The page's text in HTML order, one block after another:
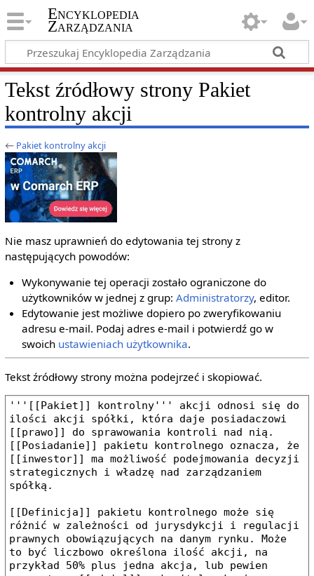
Encyklopedia
Zarządzania
Tekst źródłowy strony Pakiet
kontrolny akcji
← Pakiet kontrolny akcji
Nie masz uprawnień do edytowania tej strony z
następujących powodów:
Wykonywanie tej operacji zostało ograniczone do
użytkowników w jednej z grup:Administratorzy, editor.
Edytowanie jest możliwe dopiero po zweryfikowaniu
adresu e‐mail. Podaj adres e‐mail i potwierdź go w
swoich ustawieniach użytkownika.
Tekst źródłowy strony można podejrzeć i skopiować.